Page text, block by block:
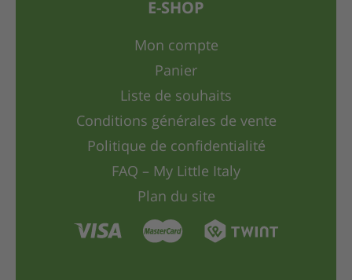
E-SHOP
Mon compte
Panier
Liste de souhaits
Conditions générales de vente
Politique de confidentialité
FAQ – My Little Italy
Plan du site